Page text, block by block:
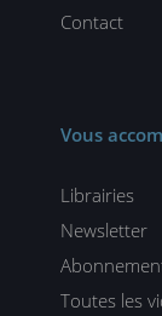
Contact
Vous
Librairies
Newsletter
Toutes les